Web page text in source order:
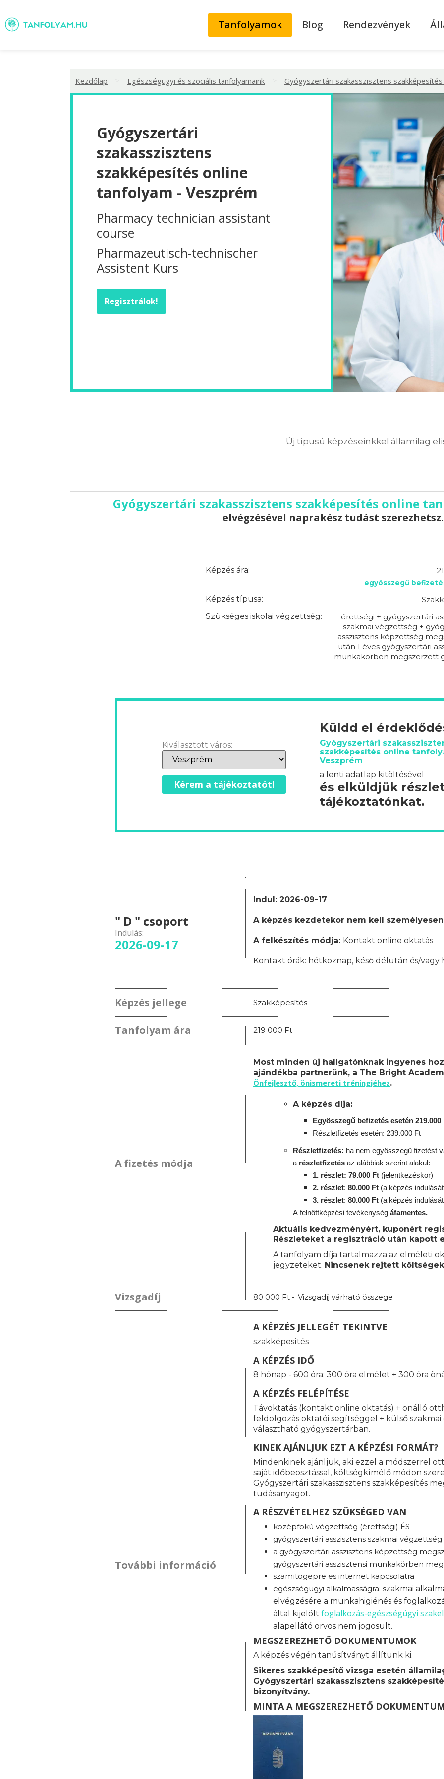
Tanfolyamok Blog Rendezvények
Kezdőlap Egészségügyi és szociális tanfolyamaink Gyógyszertári szakasszisztens szakképesítés
Gyógyszertári
szakasszisztens
szakképesítés online
tanfolyam - Veszprém
Pharmacy technician assistant
course
Pharmazeutisch-technischer
Assistent Kurs
Regisztrálok!
Új típusú képzéseinkkel államilag
Gyógyszertári szakasszisztens szakképesítés online
elvégzésével naprakész tudást szerezhetsz.
Képzés ára:
egyösszegű
Képzés típusa:
Szükséges iskolai végzettség:
érettségi + gyógyszertári
szakmai végzettség +
asszisztens képzettség
után 1 éves gyógyszertári
munkakörben megszerzett
Kiválasztott város:
Kérem a tájékoztatót!
Küldd el
Gyógyszertári
szakképesítés online
Veszprém
a lenti adatlap kitöltésével
és elküldjük
tájékoztatónkat.
" D " csoport
Indulás:
2026-09-17
Indul: 2026-09-17
A képzés kezdetekor nem kell
A felkészítés módja: Kontakt online oktatás
Kontakt órák: hétköznap, késő délután és/vagy
Képzés jellege Szakképesítés
Tanfolyam ára 219 000 Ft
A fizetés módja
Most minden új hallgatónknak ingyenes
ajándékba partnerünk, a The Bright
Önfejlesztő, önismereti tréningjéhez.
A képzés díja:
Egyösszegű befizetés esetén 219.000
Részletfizetés esetén: 239.000 Ft
Részletfizetés: ha nem egyösszegű fizetést
a részletfizetés az alábbiak szerint alakul:
1. részlet: 79.000 Ft (jelentkezéskor)
2. részlet: 80.000 Ft (a képzés
3. részlet: 80.000 Ft (a képzés
A felnőttképzési tevékenység áfamentes.
Aktuális kedvezményért, kuponért
Részleteket a regisztráció után kapott
A tanfolyam díja tartalmazza az elméleti
jegyzeteket. Nincsenek rejtett
Vizsgadíj 80 000 Ft - Vizsgadíj várható összege
További információ
A KÉPZÉS JELLEGÉT TEKINTVE
szakképesítés
A KÉPZÉS IDŐ
8 hónap - 600 óra: 300 óra elmélet + 300 óra
A KÉPZÉS FELÉPÍTÉSE
Távoktatás (kontakt online oktatás) + önálló
feldolgozás oktatói segítséggel + külső
választható gyógyszertárban.
KINEK AJÁNLJUK EZT A KÉPZÉSI FORMÁT?
Mindenkinek ajánljuk, aki ezzel a módszerrel
saját időbeosztással, költségkímélő módon
Gyógyszertári szakasszisztens szakképesítés
tudásanyagot.
A RÉSZVÉTELHEZ SZÜKSÉGED VAN
középfokú végzettség (érettségi) ÉS
gyógyszertári asszisztens szakmai végzettség
a gyógyszertári asszisztens képzettség
gyógyszertári asszisztensi munkakörben
számítógépre és internet kapcsolatra
egészségügyi alkalmasságra: szakmai
elvégzésére a munkahigiénés és
által kijelölt foglalkozás-egészségügyi
alapellátó orvos nem jogosult.
MEGSZEREZHETŐ DOKUMENTUMOK
A képzés végén tanúsítványt állítunk ki.
Sikeres szakképesítő vizsga esetén
Gyógyszertári szakasszisztens
bizonyítvány.
MINTA A MEGSZEREZHETŐ